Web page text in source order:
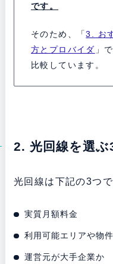
です。
そのため、「3. お
方とプロバイダ 」
比較しています。
2. 光回線を選ぶ
光回線は下記の3つ
実質月額料金
利用可能エリアや物
運営元が大手企業か